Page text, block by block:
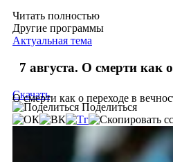
Читать полностью
Другие программы
Актуальная тема
7 августа. О смерти как
О смерти как о переходе в
Скачать
Поделиться